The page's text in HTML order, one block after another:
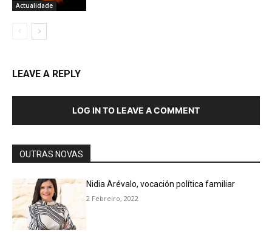
Actualidade
LEAVE A REPLY
LOG IN TO LEAVE A COMMENT
OUTRAS NOVAS
Nidia Arévalo, vocación política familiar
2 Febreiro, 2022